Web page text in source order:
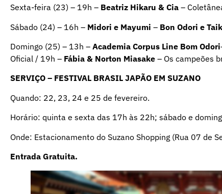
Sexta-feira (23) – 19h – Beatriz Hikaru & Cia –
Sábado (24) – 16h – Midori e Mayumi – Bon Odori e
Domingo (25) – 13h – Academia Corpus Line Bom Odori
Oficial / 19h – Fábia & Norton Miasake – Os campeões
SERVIÇO – FESTIVAL BRASIL JAPÃO EM SUZANO
Quando: 22, 23, 24 e 25 de fevereiro.
Horário: quinta e sexta das 17h às 22h; sábado e
Onde: Estacionamento do Suzano Shopping (Rua 07 de
Entrada Gratuita.